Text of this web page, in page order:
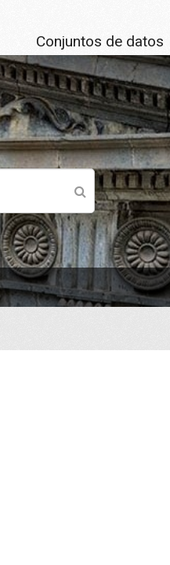
Conjuntos de datos